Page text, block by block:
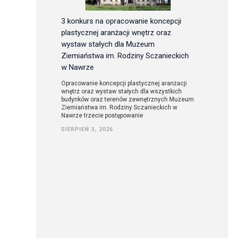
3 konkurs na opracowanie koncepcji
plastycznej aranżacji wnętrz oraz
wystaw stałych dla Muzeum
Ziemiaństwa im. Rodziny Sczanieckich
w Nawrze
Opracowanie koncepcji plastycznej aranżacji
wnętrz oraz wystaw stałych dla wszystkich
budynków oraz terenów zewnętrznych Muzeum
Ziemiaństwa im. Rodziny Sczanieckich w
Nawrze trzecie postępowanie
SIERPIEŃ 3, 2026